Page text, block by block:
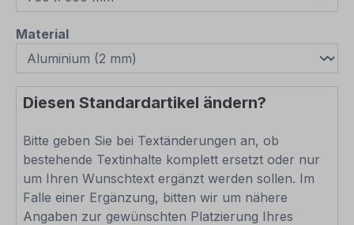
Materialauswählen
Diesen Standardartikel ändern?
Bitte geben Sie bei Textänderungen an, ob
bestehende Textinhalte komplett ersetzt oder nur
um Ihren Wunschtext ergänzt werden sollen. Im
Falle einer Ergänzung, bitten wir um nähere
Angaben zur gewünschten Platzierung Ihres